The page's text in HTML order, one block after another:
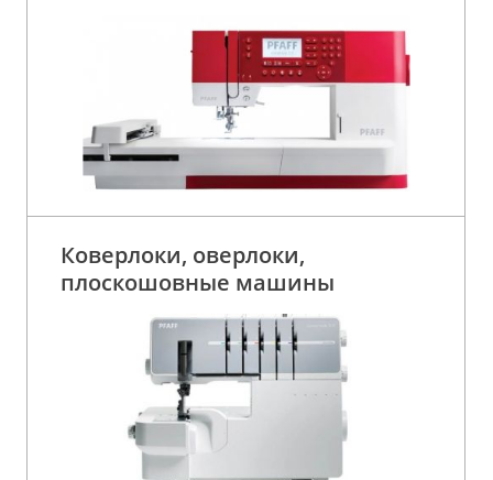
Коверлоки, оверлоки,
плоскошовные машины